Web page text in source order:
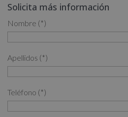
Solicita más información
Nombre (*)
Apellidos (*)
Teléfono (*)